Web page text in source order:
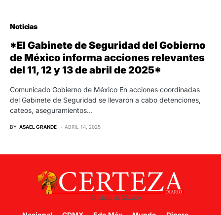
Noticias
*El Gabinete de Seguridad del Gobierno
de México informa acciones relevantes
del 11, 12 y 13 de abril de 2025*
Comunicado Gobierno de México En acciones coordinadas
del Gabinete de Seguridad se llevaron a cabo detenciones,
cateos, aseguramientos…
BY ASAEL GRANDE ABRIL 14, 2025